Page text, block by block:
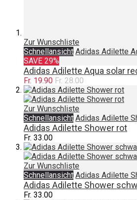
Zur Wunschliste
Schnellansicht Adidas Adilette
SAVE 29%
Adidas Adilette Aqua solar
Fr. 19.90 Fr. 28.00
Zur Wunschliste
Schnellansicht Adidas Adilette
Adidas Adilette Shower rot
Fr. 33.00
Zur Wunschliste
Schnellansicht Adidas Adilette
Adidas Adilette Shower
Fr. 33.00